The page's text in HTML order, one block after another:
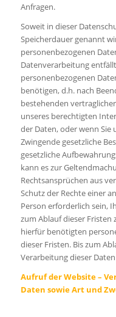
Anfragen.
Soweit in dieser
Speicherdauer genannt
personenbezogenen
Datenverarbeitung
personenbezogenen
benötigen, d.h. nach
bestehenden
unseres berechtigten
der Daten, oder wenn
Zwingende gesetzliche
gesetzliche
kann es zur
Rechtsansprüchen aus
Schutz der Rechte einer
Person erforderlich sein,
zum Ablauf dieser Fristen
hierfür benötigten
dieser Fristen. Bis zum
Verarbeitung dieser
Aufruf der Website –
Daten sowie Art und